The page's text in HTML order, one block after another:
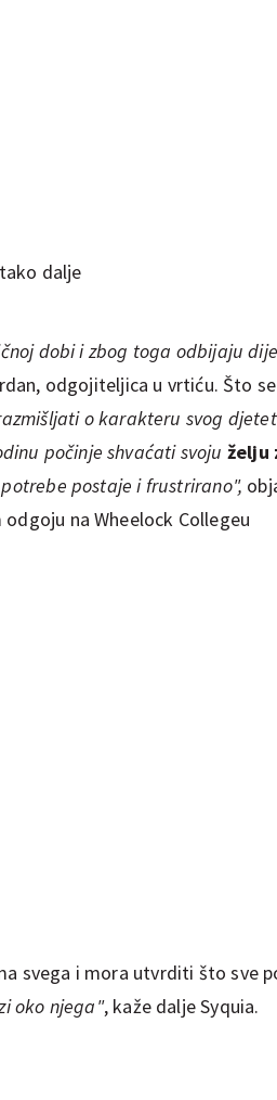
dalje
dobi i zbog toga odbijaju
odgojiteljica u vrtiću. Što
o karakteru svog
počinje shvaćati svoju želju
postaje i frustrirano",
na Wheelock Collegeu
svega i mora utvrditi što sve
oko njega", kaže dalje Syquia.